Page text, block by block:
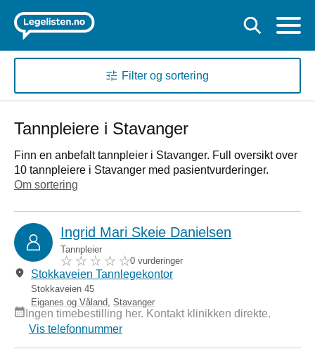
Filter og sortering
Tannpleiere i Stavanger
Finn en anbefalt tannpleier i Stavanger. Full oversikt over
10 tannpleiere i Stavanger med pasientvurderinger.
Om sortering
Ingrid Mari Skeie Danielsen
Tannpleier
0 vurderinger
Stokkaveien Tannlegekontor
Stokkaveien 45
Eiganes og Våland Stavanger
Ingen timebestilling her. Kontakt klinikken direkte.
Vis telefonnummer